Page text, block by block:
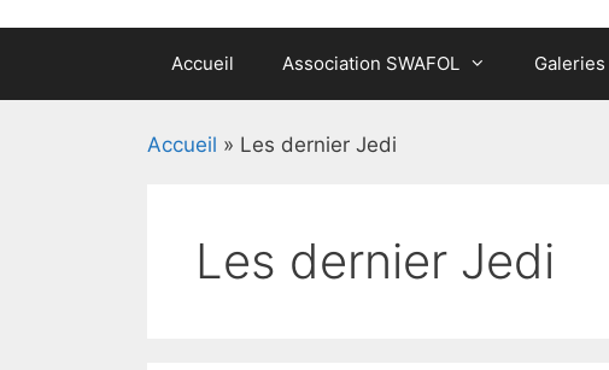
Accueil Association SWAFOL Galeries
Accueil » Les dernier Jedi
Les dernier Jedi